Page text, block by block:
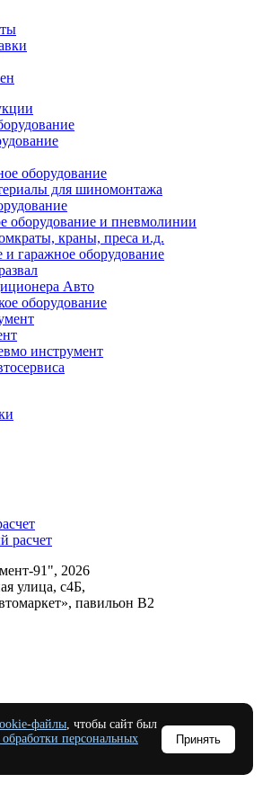
оборудование
для шиномонтажа
оборудование и пневмолинии
краны, преса и.д.
гаражное оборудование
Авто
оборудование
инструмент
91", 2026
улица, с4Б,
павильон В2
файлы, чтобы сайт был
персональных
Принять